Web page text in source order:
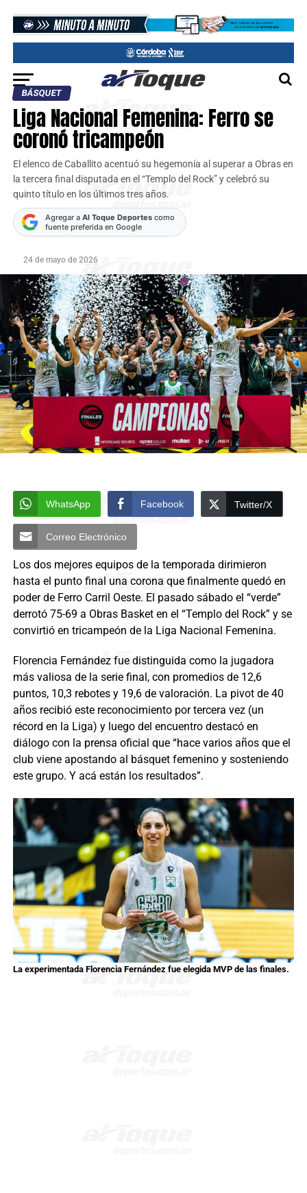
BÁSQUET
Liga Nacional Femenina: Ferro se
coronó tricampeón
El elenco de Caballito acentuó su hegemonía al superar a Obras en
la tercera final disputada en el “Templo del Rock” y celebró su
quinto título en los últimos tres años.
Agregar a Al Toque Deportescomo
fuente preferida en Google
24 de mayo de 2026
WhatsApp Facebook Twitter/X
Correo Electrónico
Los dos mejores equipos de la temporada dirimieron
hasta el punto final una corona que finalmente quedó en
poder de Ferro Carril Oeste. El pasado sábado el “verde”
derrotó 75-69 a Obras Basket en el “Templo del Rock” y se
convirtió en tricampeón de la Liga Nacional Femenina.
Florencia Fernández fue distinguida como la jugadora
más valiosa de la serie final, con promedios de 12,6
puntos, 10,3 rebotes y 19,6 de valoración. La pivot de 40
años recibió este reconocimiento por tercera vez (un
récord en la Liga) y luego del encuentro destacó en
diálogo con la prensa oficial que “hace varios años que el
club viene apostando al básquet femenino y sosteniendo
este grupo. Y acá están los resultados”.
La experimentada Florencia Fernández fue elegida MVP de las finales.